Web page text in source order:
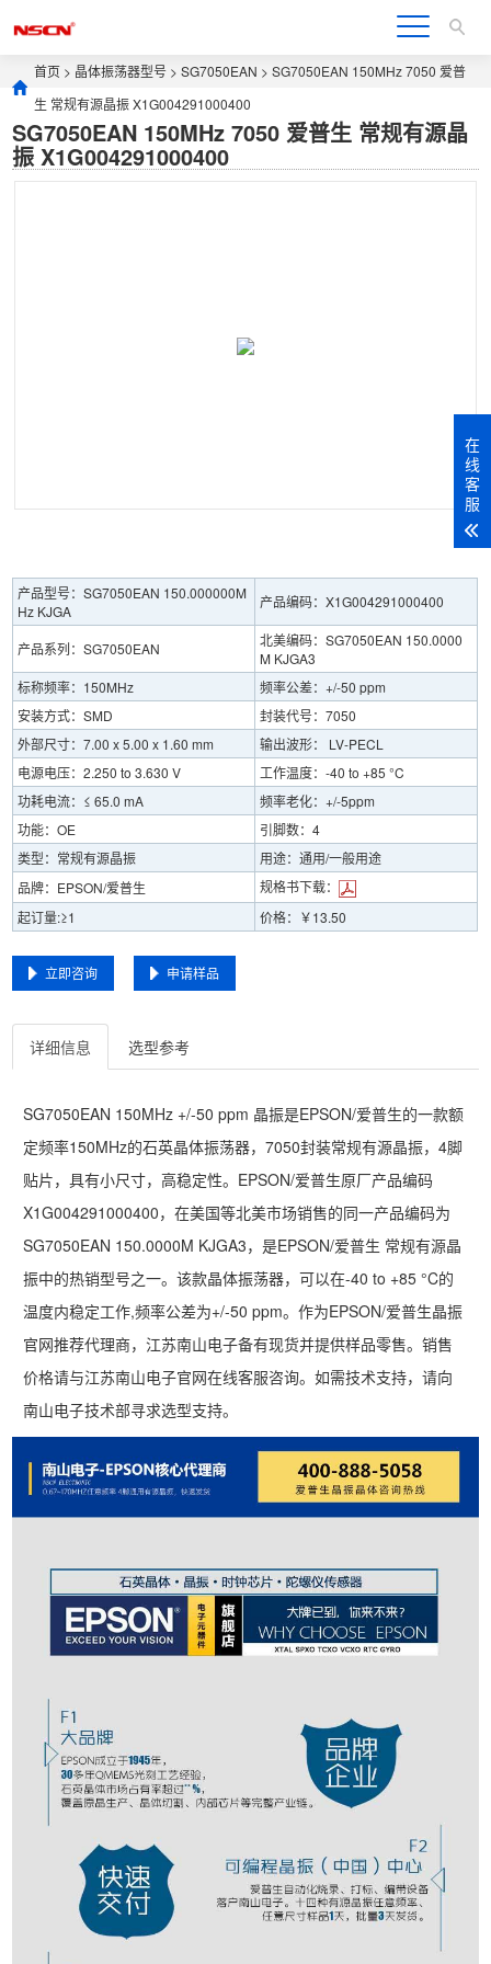
首页 > 晶体振荡器型号 >SG7050EAN > SG7050EAN 150MHz 7050 爱普
生 常规有源晶振 X1G004291000400
SG7050EAN 150MHz 7050 爱普生 常规有源晶
振 X1G004291000400
产品型号：SG7050EAN 150.000000M
Hz KJGA
产品编码：X1G004291000400
产品系列：SG7050EAN
北美编码：SG7050EAN 150.0000
M KJGA3
标称频率：150MHz
频率公差：+/-50 ppm
安装方式：SMD
封装代号：7050
外部尺寸：7.00 x 5.00 x 1.60 mm
输出波形： LV-PECL
电源电压：2.250 to 3.630 V
工作温度：-40 to +85 °C
功耗电流：≤ 65.0 mA
频率老化：+/-5ppm
功能：OE
引脚数：4
类型：常规有源晶振
用途：通用/一般用途
品牌：EPSON/爱普生
规格书下载：
起订量:≥1
价格：￥13.50
立即咨询 申请样品
详细信息 选型参考
SG7050EAN 150MHz +/-50 ppm 晶振是EPSON/爱普生的一款额
定频率150MHz的石英晶体振荡器，7050封装常规有源晶振，4脚
贴片，具有小尺寸，高稳定性。EPSON/爱普生原厂产品编码
X1G004291000400，在美国等北美市场销售的同一产品编码为
SG7050EAN 150.0000M KJGA3，是EPSON/爱普生 常规有源晶
振中的热销型号之一。该款晶体振荡器，可以在-40 to +85 °C的
温度内稳定工作,频率公差为+/-50 ppm。作为EPSON/爱普生晶振
官网推荐代理商，江苏南山电子备有现货并提供样品零售。销售
价格请与江苏南山电子官网在线客服咨询。如需技术支持，请向
南山电子技术部寻求选型支持。
在
线
客
服